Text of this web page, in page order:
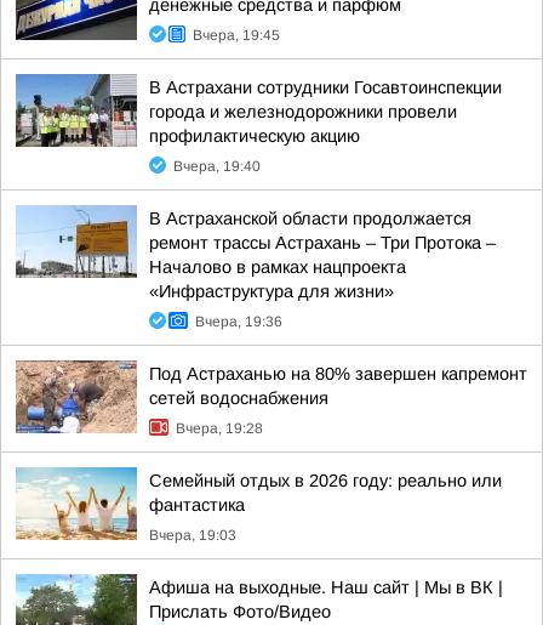
денежные средства и парфюм
Вчера, 19:45
В Астрахани сотрудники Госавтоинспекции
города и железнодорожники провели
профилактическую акцию
Вчера, 19:40
В Астраханской области продолжается
ремонт трассы Астрахань – Три Протока –
Началово в рамках нацпроекта
«Инфраструктура для жизни»
Вчера, 19:36
Под Астраханью на 80% завершен капремонт
сетей водоснабжения
Вчера, 19:28
Семейный отдых в 2026 году: реально или
фантастика
Вчера, 19:03
Афиша на выходные. Наш сайт | Мы в ВК |
Прислать Фото/Видео